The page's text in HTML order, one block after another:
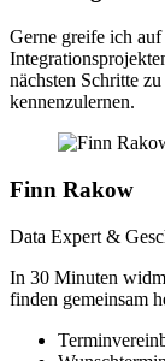
Gerne greife ich
nächsten Schritte
kennenzulernen.
Finn Rakow
Data Expert &
In 30 Minuten
finden gemeinsam